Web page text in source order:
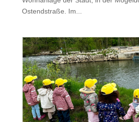
Ostendstraße. Im...